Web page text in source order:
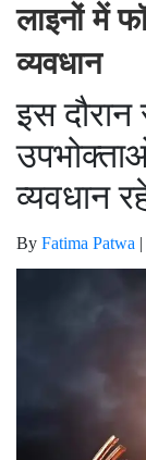
लाइनों में
व्यवधान
इस
व्यवधान
By Fatima Patwa |